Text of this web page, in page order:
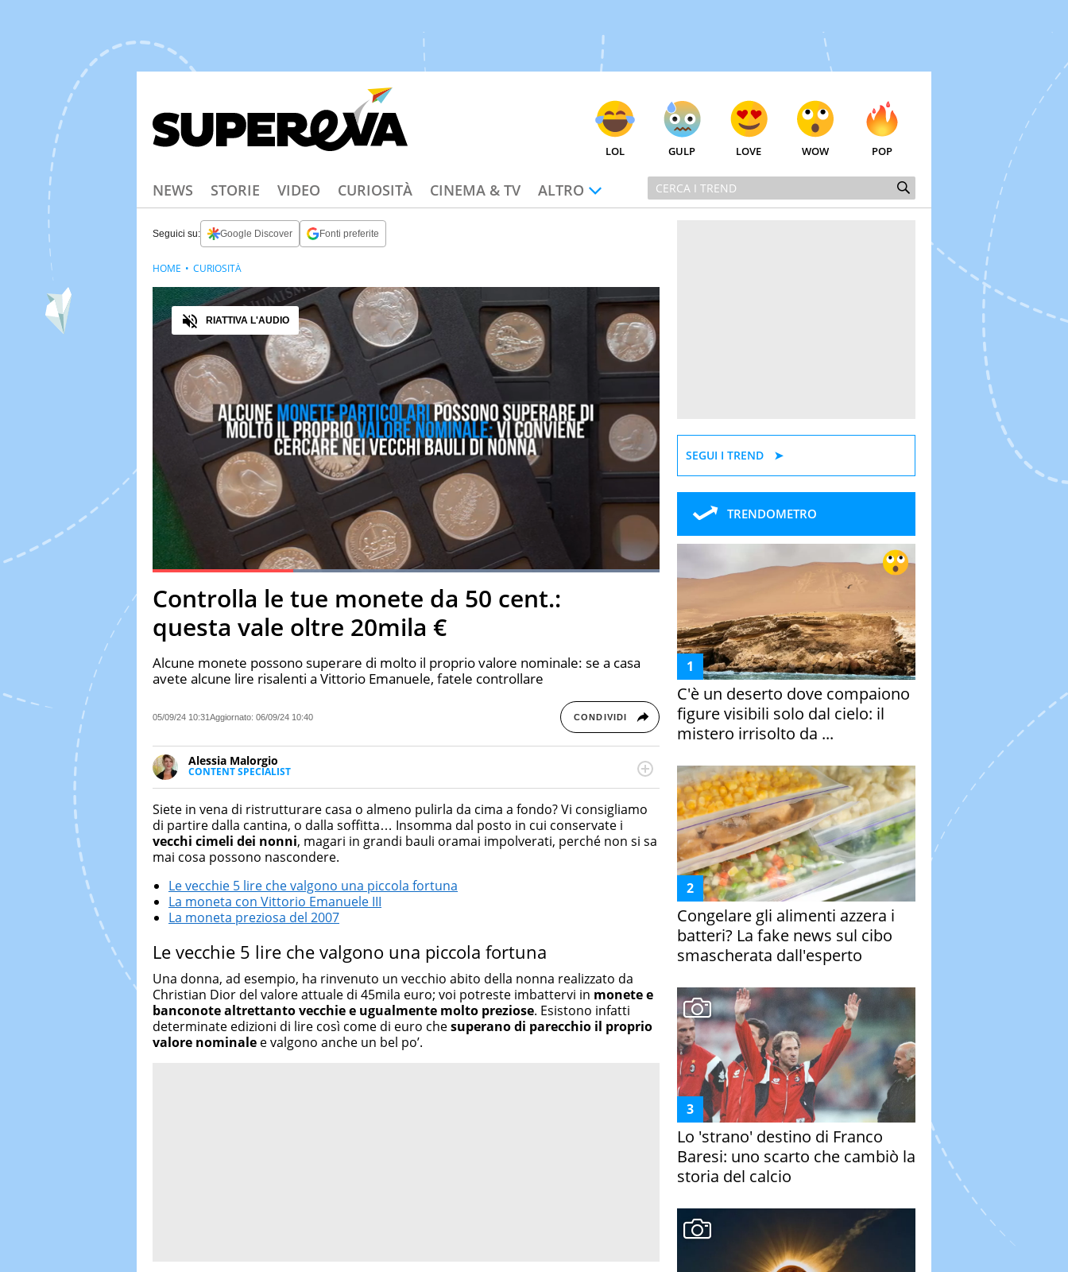
LOL GULP LOVE WOW POP
NEWS STORIE VIDEO CURIOSITÀ CINEMA & TV ALTRO
Seguici su: Google Discover Fonti preferite
PauseUnmuteCurrent Time
0:20
Loaded:100.00%
Fullscreen
Audio
RIATTIVA L'AUDIO
Controlla le tue monete da 50 cent.:
questa vale oltre 20mila €
Alcune monete possono superare di molto il proprio valore nominale: se a casa
avete alcune lire risalenti a Vittorio Emanuele, fatele controllare
05/09/24 10:31Aggiornato: 06/09/24 10:40 CONDIVIDI
Alessia Malorgio
CONTENT SPECIALIST
Ha conseguito un Master in Marketing Management e Google Digital Training su
Marketing digitale. Si occupa della creazione di contenuti in ottica SEO e dello sviluppo
di strategie marketing attraverso canali digitali.
HOME CURIOSITÀ
Siete in vena di ristrutturare casa o almeno pulirla da cima a fondo? Vi consigliamo
di partire dalla cantina, o dalla soffitta… Insomma dal posto in cui conservate i
vecchi cimeli dei nonni, magari in grandi bauli oramai impolverati, perché non si sa
mai cosa possono nascondere.
Le vecchie 5 lire che valgono una piccola fortuna
La moneta con Vittorio Emanuele III
La moneta preziosa del 2007
Le vecchie 5 lire che valgono una piccola fortuna
Una donna, ad esempio, ha rinvenuto un vecchio abito della nonna realizzato da
Christian Dior del valore attuale di 45mila euro; voi potreste imbattervi in monete e
banconote altrettanto vecchie e ugualmente molto preziose. Esistono infatti
determinate edizioni di lire così come di euro chesuperano di parecchio il proprio
valore nominale e valgono anche un bel po’.
SEGUI I TREND
TRENDOMETRO
C'è un deserto dove compaiono
figure visibili solo dal cielo: il
mistero irrisolto da ...
Congelare gli alimenti azzera i
batteri? La fake news sul cibo
smascherata dall'esperto
Lo 'strano' destino di Franco
Baresi: uno scarto che cambiò la
storia del calcio